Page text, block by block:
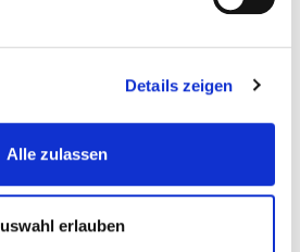
Details zeigen
Alle zulassen
erlauben